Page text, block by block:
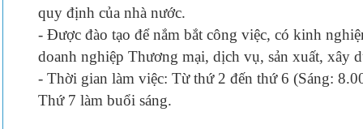
quy định của nhà nước.
- Được đào tạo để nắm bắt công việc, có kinh
doanh nghiệp Thương mại, dịch vụ, sản xuất, xây
- Thời gian làm việc: Từ thứ 2 đến thứ 6 (Sáng:
Thứ 7 làm buổi sáng.